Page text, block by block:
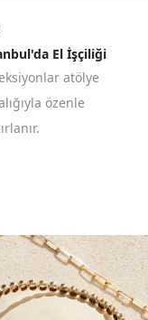
El İşçiliği
atölye
özenle